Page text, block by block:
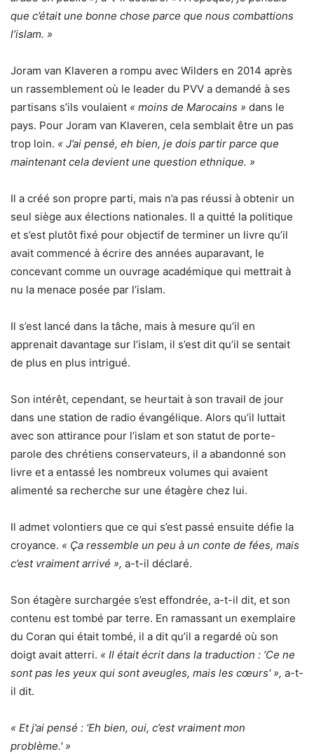
que c’était une bonne chose parce que nous combattions
l’islam. »
Joram van Klaveren a rompu avec Wilders en 2014 après
un rassemblement où le leader du PVV a demandé à ses
partisans s’ils voulaient « moins de Marocains » dans le
pays. Pour Joram van Klaveren, cela semblait être un pas
trop loin. « J’ai pensé, eh bien, je dois partir parce que
maintenant cela devient une question ethnique. »
Il a créé son propre parti, mais n’a pas réussi à obtenir un
seul siège aux élections nationales. Il a quitté la politique
et s’est plutôt fixé pour objectif de terminer un livre qu’il
avait commencé à écrire des années auparavant, le
concevant comme un ouvrage académique qui mettrait à
nu la menace posée par l’islam.
Il s’est lancé dans la tâche, mais à mesure qu’il en
apprenait davantage sur l’islam, il s’est dit qu’il se sentait
de plus en plus intrigué.
Son intérêt, cependant, se heurtait à son travail de jour
dans une station de radio évangélique. Alors qu’il luttait
avec son attirance pour l’islam et son statut de porte-
parole des chrétiens conservateurs, il a abandonné son
livre et a entassé les nombreux volumes qui avaient
alimenté sa recherche sur une étagère chez lui.
Il admet volontiers que ce qui s’est passé ensuite défie la
croyance. « Ça ressemble un peu à un conte de fées, mais
c’est vraiment arrivé », a-t-il déclaré.
Son étagère surchargée s’est effondrée, a-t-il dit, et son
contenu est tombé par terre. En ramassant un exemplaire
du Coran qui était tombé, il a dit qu’il a regardé où son
doigt avait atterri. « Il était écrit dans la traduction : ‘Ce ne
sont pas les yeux qui sont aveugles, mais les cœurs' », a-t-
il dit.
« Et j’ai pensé : ‘Eh bien, oui, c’est vraiment mon
problème.' »